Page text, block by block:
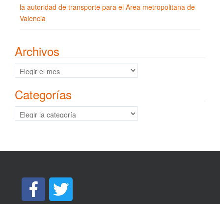
la autoridad de transporte para el Area metropolitana de
Valencia
Archivos
Archivos
Categorías
Categorías